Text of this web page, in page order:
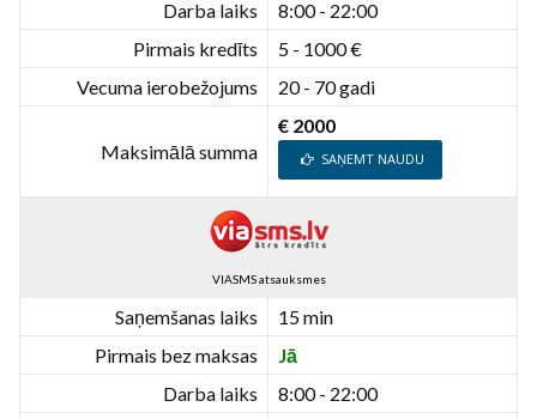
Darba laiks
8:00 - 22:00
Pirmais kredīts
5 - 1000 €
Vecuma ierobežojums
20 - 70 gadi
Maksimālā summa
€ 2000
SAŅEMT NAUDU
VIASMS atsauksmes
Saņemšanas laiks
15 min
Pirmais bez maksas
Jā
Darba laiks
8:00 - 22:00